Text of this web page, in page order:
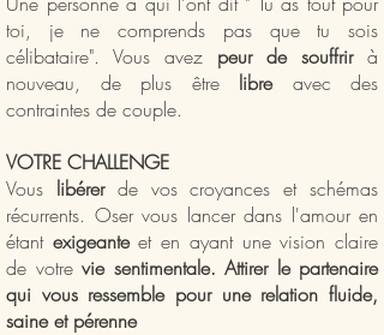
toi, je ne comprends pas que tu sois
célibataire". Vous avez peur de souffrirà
nouveau, de plus être libreavec des
contraintes de couple.
VOTRE CHALLENGE
Vous libérerde vos croyances et schémas
récurrents. Oser vous lancer dans l'amour en
étant exigeanteet en ayant une vision claire
de votrevie sentimentale. Attirer le partenaire
qui vous ressemble pour une relation fluide,
saine et pérenne